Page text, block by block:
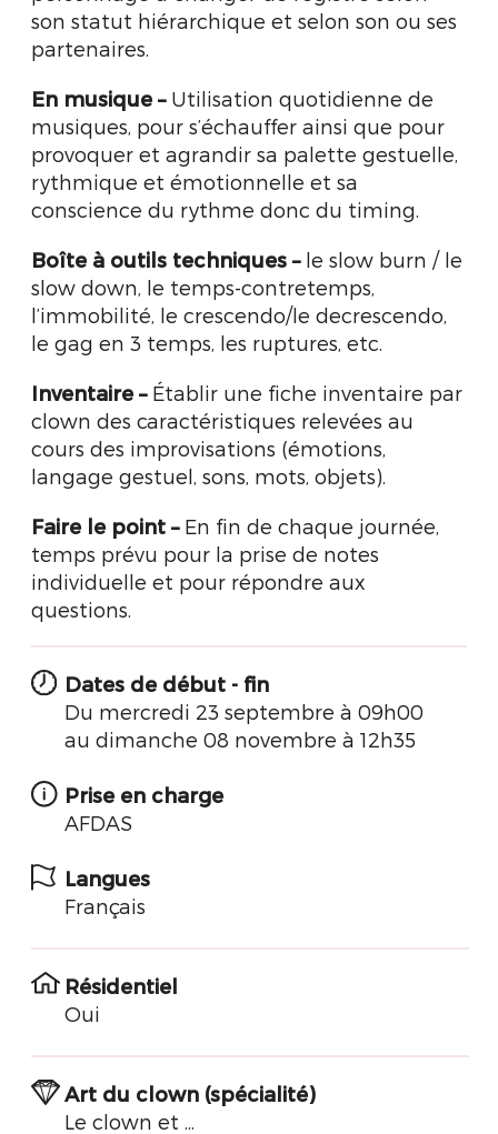
son statut hiérarchique et selon son ou ses
partenaires.
En musique – Utilisation quotidienne de
musiques, pour s’échauffer ainsi que pour
provoquer et agrandir sa palette gestuelle,
rythmique et émotionnelle et sa
conscience du rythme donc du timing.
Boîte à outils techniques – le slow burn / le
slow down, le temps-contretemps,
l’immobilité, le crescendo/le decrescendo,
le gag en 3 temps, les ruptures, etc.
Inventaire – Établir une fiche inventaire par
clown des caractéristiques relevées au
cours des improvisations (émotions,
langage gestuel, sons, mots, objets).
Faire le point – En fin de chaque journée,
temps prévu pour la prise de notes
individuelle et pour répondre aux
questions.
Dates de début - fin
Du mercredi 23 septembre à 09h00
au dimanche 08 novembre à 12h35
Prise en charge
AFDAS
Langues
Français
Résidentiel
Oui
Art du clown (spécialité)
Le clown et ...